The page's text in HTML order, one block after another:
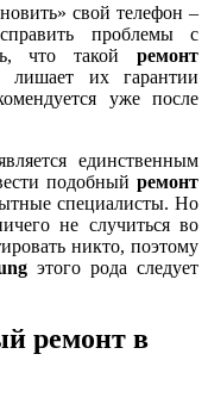
свой телефон –
проблемы с
что такой ремонт
лишает их гарантии
уже после
единственным
подобный ремонт
специалисты. Но
не случиться во
никто, поэтому
этого рода следует
ремонт в